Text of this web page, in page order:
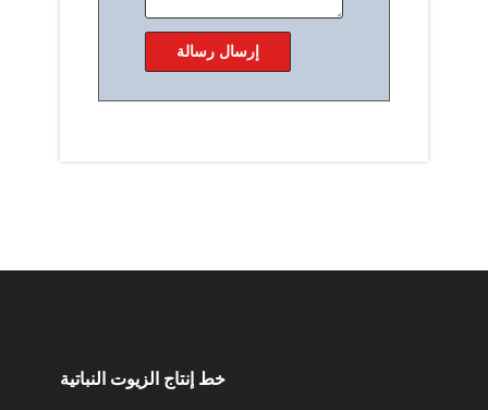
خط إنتاج الزيوت النباتية